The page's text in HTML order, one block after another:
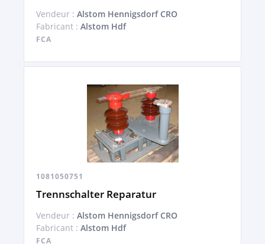
Vendeur : Alstom Hennigsdorf CRO
Fabricant : Alstom Hdf
FCA
1081050751
Trennschalter Reparatur
Vendeur : Alstom Hennigsdorf CRO
Fabricant : Alstom Hdf
FCA